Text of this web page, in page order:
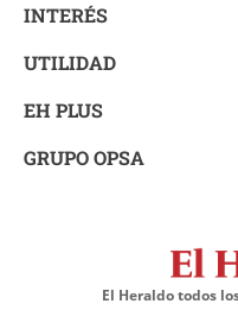
INTERÉS
UTILIDAD
EH PLUS
GRUPO OPSA
El Heraldo todos